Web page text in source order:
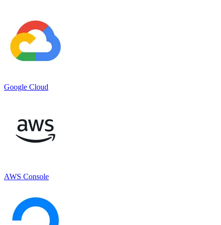
Google Cloud
AWS Console